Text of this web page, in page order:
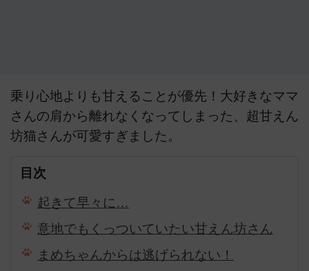
乗り心地よりも甘えることが優先！大好きなママ
さんの肩から離れなくなってしまった、超甘えん
坊猫さんが可愛すぎました。
目次
起きて早々に…
意地でもくっついていたい甘えん坊さん
まめちゃんからは逃げられない！